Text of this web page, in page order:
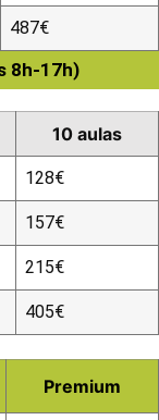
487€
8h-17h)
10 aulas
128€
157€
215€
405€
Premium